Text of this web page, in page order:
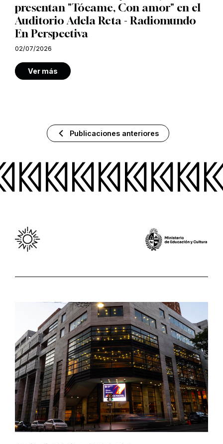
presentan "Tócame, Con amor" en el
Auditorio Adela Reta - Radiomundo
En Perspectiva
02/07/2026
Ver más
Publicaciones anteriores